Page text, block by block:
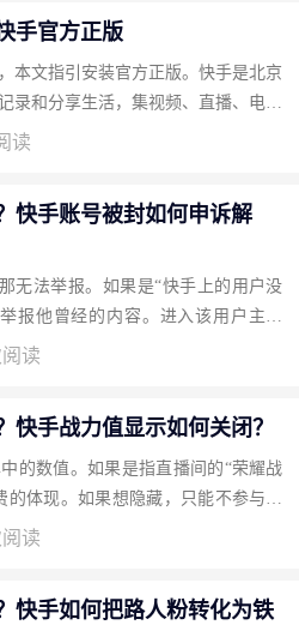
手官方正版
本文指引安装官方正版。快手是北京
录和分享生活，集视频、直播、电商
净体验。 下载地址：快手官方下
读
快手账号被封如何申诉解
无法举报。如果是“快手上的用户没
报他曾经的内容。进入该用户主页
”。如果账号被封想要解封，需在
读
快手战力值显示如何关闭？
的数值。如果是指直播间的“荣耀战
的体现。如果想隐藏，只能不参与相
果是第三方游戏，在游戏设置中关
读
快手如何把路人粉转化为铁